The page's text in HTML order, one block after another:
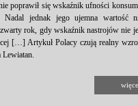
poprawił się wskaźnik ufności
jednak jego ujemna wartość
rok, gdy wskaźnik nastrojów nie
[…] Artykuł Polacy czują realny
Lewiatan.